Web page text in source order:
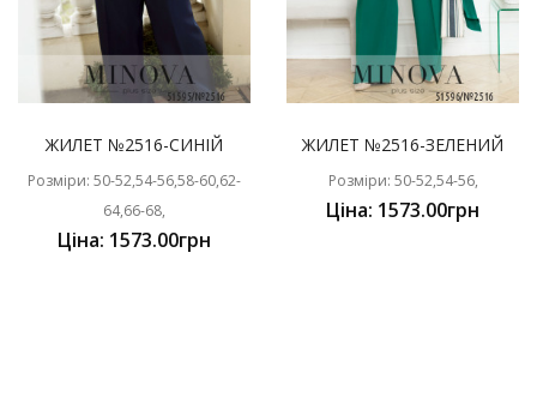
ЖИЛЕТ №2516-СИНІЙ
Розміри: 50-52,54-56,58-60,62-
64,66-68,
Ціна: 1573.00грн
ЖИЛЕТ №2516-ЗЕЛЕНИЙ
Розміри: 50-52,54-56,
Ціна: 1573.00грн